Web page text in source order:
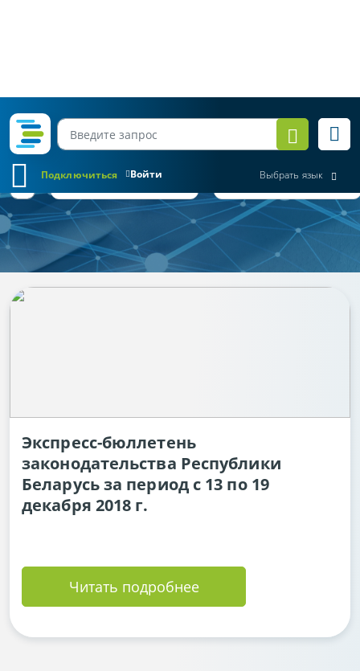
Обзор законодательства
Все месяцы
Экспресс-бюллетень
законодательства Республики
Беларусь за период с 13 по 19
декабря 2018 г.
Читать подробнее